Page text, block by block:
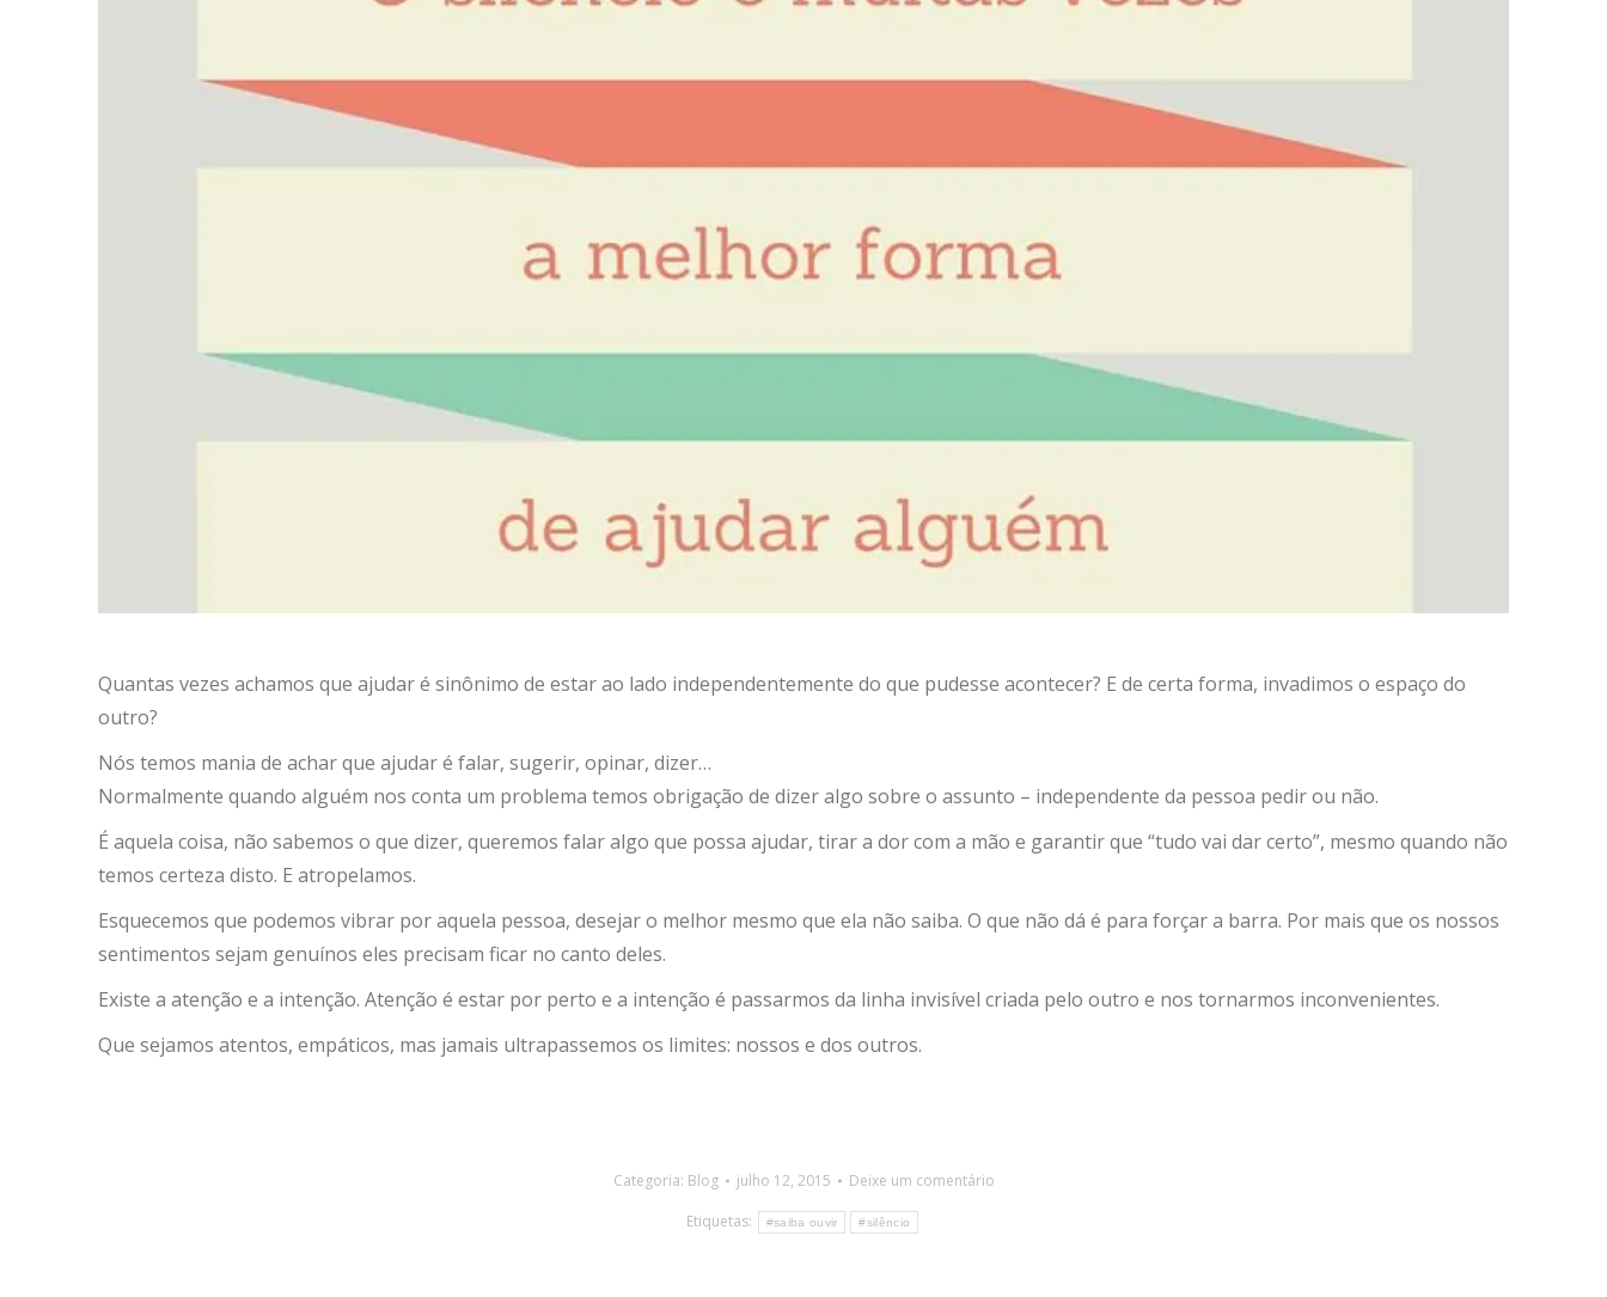
Quantas vezes achamos que ajudar é sinônimo de estar ao lado independentemente do que pudesse acontecer? E de certa forma, invadimos o espaço do
outro?
Nós temos mania de achar que ajudar é falar, sugerir, opinar, dizer…
Normalmente quando alguém nos conta um problema temos obrigação de dizer algo sobre o assunto – independente da pessoa pedir ou não.
É aquela coisa, não sabemos o que dizer, queremos falar algo que possa ajudar, tirar a dor com a mão e garantir que “tudo vai dar certo”, mesmo quando não
temos certeza disto. E atropelamos.
Esquecemos que podemos vibrar por aquela pessoa, desejar o melhor mesmo que ela não saiba. O que não dá é para forçar a barra. Por mais que os nossos
sentimentos sejam genuínos eles precisam ficar no canto deles.
Existe a atenção e a intenção. Atenção é estar por perto e a intenção é passarmos da linha invisível criada pelo outro e nos tornarmos inconvenientes.
Que sejamos atentos, empáticos, mas jamais ultrapassemos os limites: nossos e dos outros.
Categoria: Blog julho 12, 2015
Deixe um comentário
Etiquetas:
#saiba ouvir #silêncio